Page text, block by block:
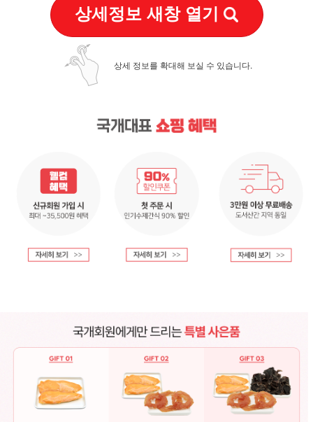
상세정보 새창 열기
상세 정보를 확대해 보실 수 있습니다.